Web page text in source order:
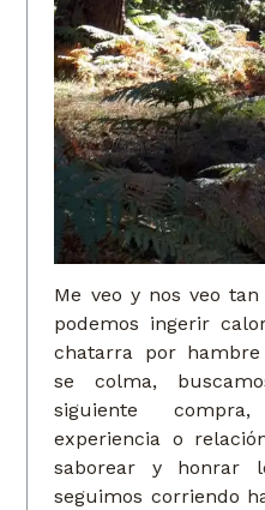
Me veo y nos veo
podemos ingerir
chatarra por
se colma,
siguiente
experiencia o
saborear y honrar
seguimos corriendo